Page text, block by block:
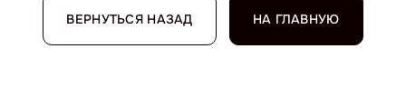
ВЕРНУТЬСЯ НАЗАД НА ГЛАВНУЮ